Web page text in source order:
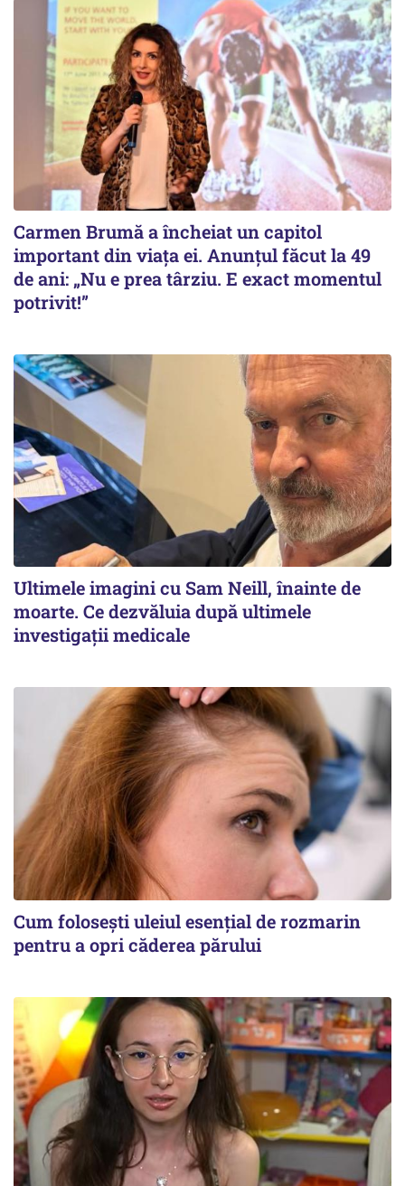
Carmen Brumă a încheiat un capitol
important din viața ei. Anunțul făcut la 49
de ani: „Nu e prea târziu. E exact momentul
potrivit!”
Ultimele imagini cu Sam Neill, înainte de
moarte. Ce dezvăluia după ultimele
investigații medicale
Cum folosești uleiul esențial de rozmarin
pentru a opri căderea părului